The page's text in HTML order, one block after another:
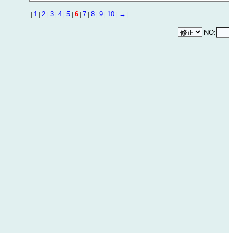
| 1 | 2| 3| 4| 5| 6| 7| 8| 9| 10| → |
NO:
-